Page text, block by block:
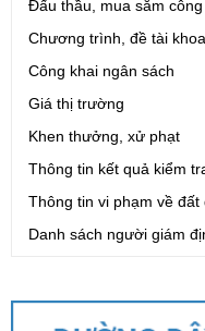
Đấu thầu, mua sắm công
Chương trình, đề tài
Công khai ngân sách
Giá thị trường
Khen thưởng, xử phạt
Thông tin kết quả kiểm
Thông tin vi phạm về đất
Danh sách người giám